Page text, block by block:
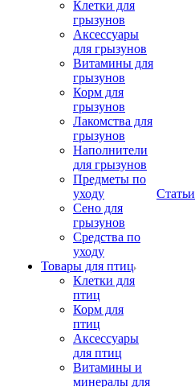
Клетки для
грызунов
Аксессуары
для грызунов
Витамины для
грызунов
Корм для
грызунов
Лакомства для
грызунов
Наполнители
для грызунов
Предметы по
уходу
Сено для
грызунов
Средства по
уходу
Товары для птиц
Клетки для
птиц
Корм для
птиц
Аксессуары
для птиц
Витамины и
минералы для
Статьи